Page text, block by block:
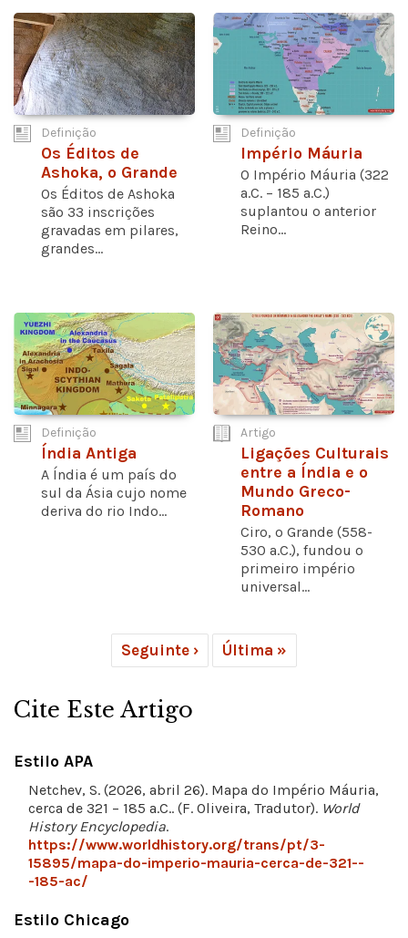
Definição
Os Éditos de
Ashoka, o Grande
Os Éditos de Ashoka
são 33 inscrições
gravadas em pilares,
grandes...
Definição
Império Máuria
O Império Máuria (322
a.C. – 185 a.C.)
suplantou o anterior
Reino...
Definição
Índia Antiga
A Índia é um país do
sul da Ásia cujo nome
deriva do rio Indo...
Artigo
Ligações Culturais
entre a Índia e o
Mundo Greco-
Romano
Ciro, o Grande (558-
530 a.C.), fundou o
primeiro império
universal...
Seguinte › Última »
Cite Este Artigo
Estilo APA
Netchev, S. (2026, abril 26). Mapa do Império Máuria,
cerca de 321 – 185 a.C.. (F. Oliveira, Tradutor). World
History Encyclopedia.
https://www.worldhistory.org/trans/pt/3-
15895/mapa-do-imperio-mauria-cerca-de-321--
-185-ac/
Estilo Chicago